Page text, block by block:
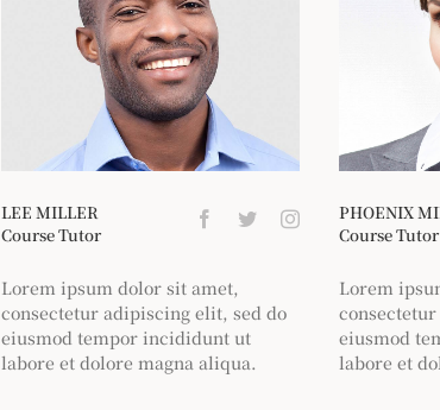
LEE MILLER
Course Tutor
Lorem ipsum dolor sit amet,
consectetur adipiscing elit, sed do
eiusmod tempor incididunt ut
labore et dolore magna aliqua.
PHOENIX
Course Tutor
Lorem
eiusmod
labore et